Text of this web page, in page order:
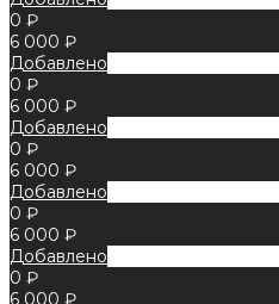
0 ₽
6 000 ₽
Добавлено
0 ₽
6 000 ₽
Добавлено
0 ₽
6 000 ₽
Добавлено
0 ₽
6 000 ₽
Добавлено
0 ₽
6 000 ₽